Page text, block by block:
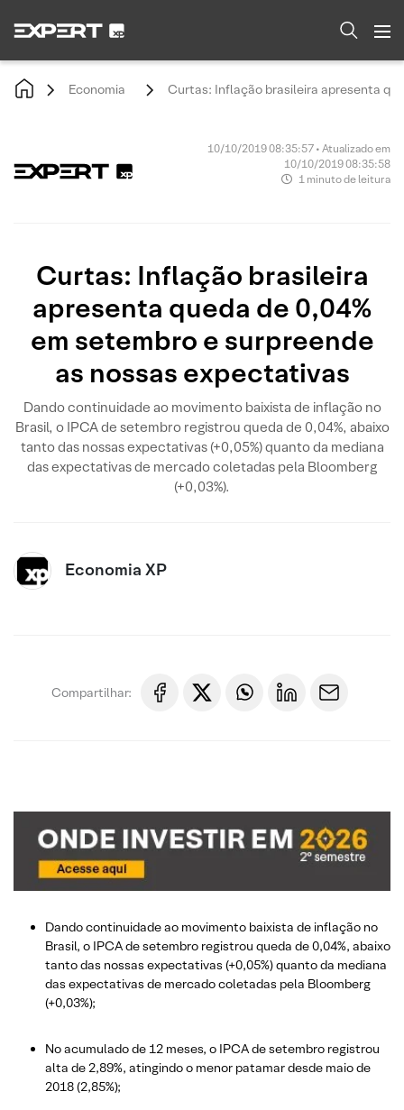
Economia Curtas: Inflação brasileira apresenta
10/10/2019 08:35:57 • Atualizado em
10/10/2019 08:35:58
1 minuto de leitura
Curtas: Inflação brasileira
apresenta queda de 0,04%
em setembro e surpreende
as nossas expectativas
Dando continuidade ao movimento baixista de inflação no
Brasil, o IPCA de setembro registrou queda de 0,04%, abaixo
tanto das nossas expectativas (+0,05%) quanto da mediana
das expectativas de mercado coletadas pela Bloomberg
(+0,03%).
Economia XP
Compartilhar:
Dando continuidade ao movimento baixista de inflação no
Brasil, o IPCA de setembro registrou queda de 0,04%, abaixo
tanto das nossas expectativas (+0,05%) quanto da mediana
das expectativas de mercado coletadas pela Bloomberg
(+0,03%);
No acumulado de 12 meses, o IPCA de setembro registrou
alta de 2,89%, atingindo o menor patamar desde maio de
2018 (2,85%);